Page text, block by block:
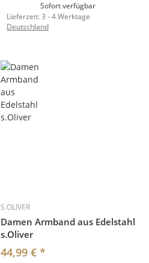
Sofort verfügbar
Lieferzeit:3 - 4 Werktage
Deutschland
S.OLIVER
Damen Armband aus Edelstahl
s.Oliver
44,99 € *